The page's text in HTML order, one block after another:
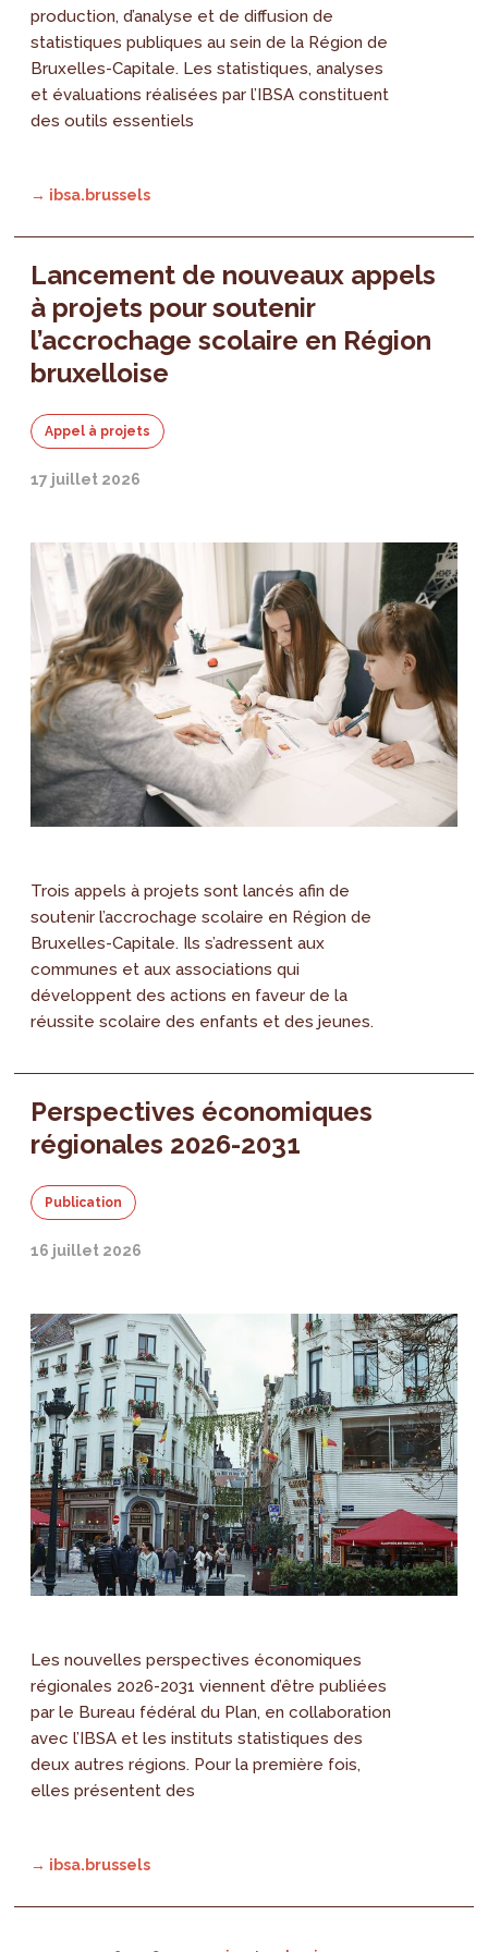
production, d’analyse et de diffusion de
statistiques publiques au sein de la Région de
Bruxelles-Capitale. Les statistiques, analyses
et évaluations réalisées par l’IBSA constituent
des outils essentiels
→ ibsa.brussels
Lancement de nouveaux appels
à projets pour soutenir
l’accrochage scolaire en Région
bruxelloise
Appel à projets
17 juillet 2026
Trois appels à projets sont lancés afin de
soutenir l’accrochage scolaire en Région de
Bruxelles-Capitale. Ils s’adressent aux
communes et aux associations qui
développent des actions en faveur de la
réussite scolaire des enfants et des jeunes.
Perspectives économiques
régionales 2026-2031
Publication
16 juillet 2026
Les nouvelles perspectives économiques
régionales 2026-2031 viennent d’être publiées
par le Bureau fédéral du Plan, en collaboration
avec l’IBSA et les instituts statistiques des
deux autres régions. Pour la première fois,
elles présentent des
→ ibsa.brussels